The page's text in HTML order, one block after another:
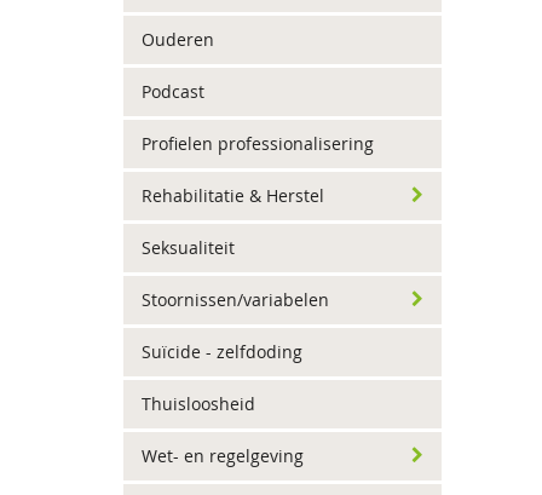
Ouderen
Podcast
Profielen professionalisering
Rehabilitatie & Herstel
Seksualiteit
Stoornissen/variabelen
Suïcide - zelfdoding
Thuisloosheid
Wet- en regelgeving